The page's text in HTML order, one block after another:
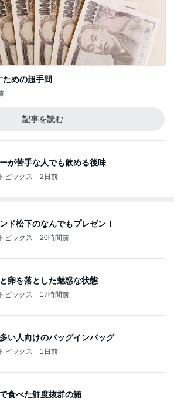
ための超手間
記事を読む
が苦手な人でも飲める後味
ピックス 2日前
ド松下のなんでもプレゼン！
ピックス 20時間前
卵を落とした魅惑な状態
ピックス 17時間前
い人向けのバッグインバッグ
ピックス 1日前
食べた鮮度抜群の鮪